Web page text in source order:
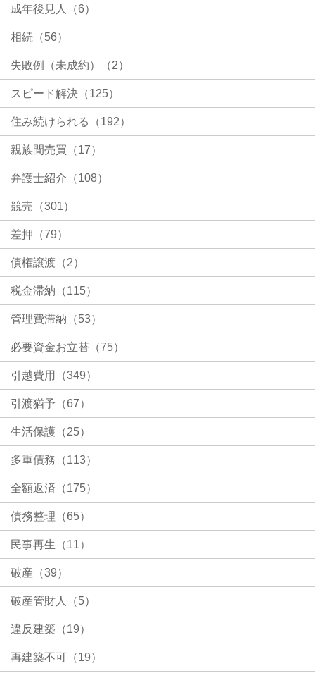
成年後見人（6）
相続（56）
失敗例（未成約）（2）
スピード解決（125）
住み続けられる（192）
親族間売買（17）
弁護士紹介（108）
競売（301）
差押（79）
債権譲渡（2）
税金滞納（115）
管理費滞納（53）
必要資金お立替（75）
引越費用（349）
引渡猶予（67）
生活保護（25）
多重債務（113）
全額返済（175）
債務整理（65）
民事再生（11）
破産（39）
破産管財人（5）
違反建築（19）
再建築不可（19）